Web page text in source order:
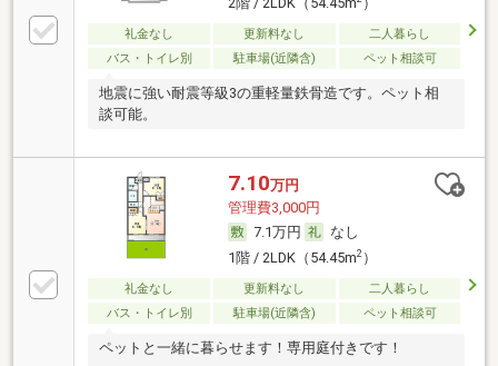
礼金なし 更新料なし
二人暮らし
バス・トイレ別
駐車場(近隣含) ペット相談可
地震に強い耐震等級3の重軽量鉄骨造です。ペット相
談可能。
7.10万円
管理費3,000円
7.1万円
なし
1階 / 2LDK（54.45m2）
礼金なし 更新料なし
二人暮らし
バス・トイレ別
駐車場(近隣含) ペット相談可
ペットと一緒に暮らせます！専用庭付きです！